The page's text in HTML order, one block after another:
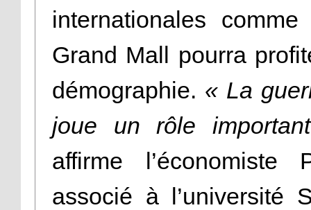
internationales
Grand Mall pourra
démographie. « La
joue un rôle
affirme l’économiste
associé à l’université